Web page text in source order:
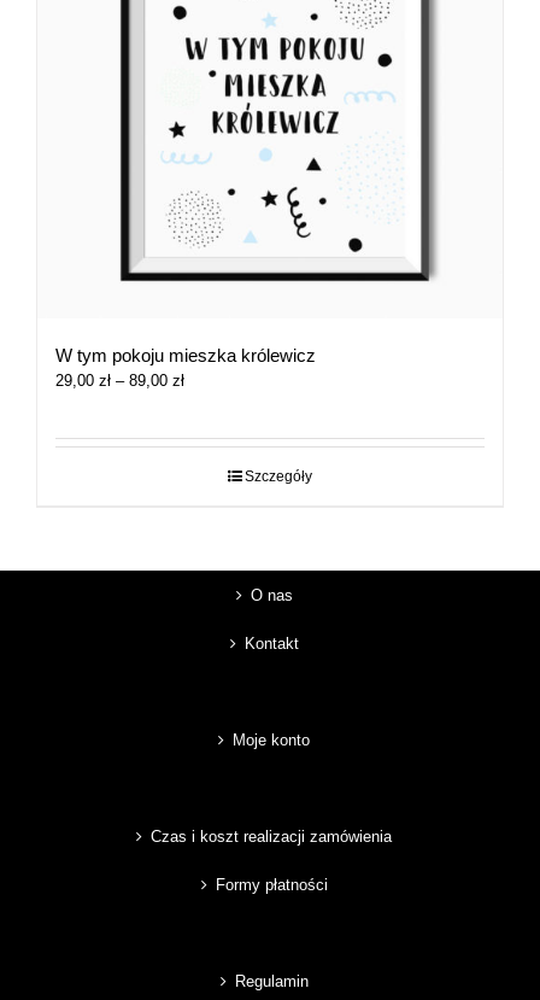
W tym pokoju mieszka królewicz
29,00 zł – 89,00 złZakres
29,00 zł
Szczegóły
O nas
Kontakt
Moje konto
Czas i koszt realizacji zamówienia
Formy płatności
Regulamin